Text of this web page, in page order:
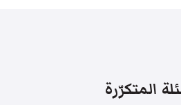
المتكرّرة